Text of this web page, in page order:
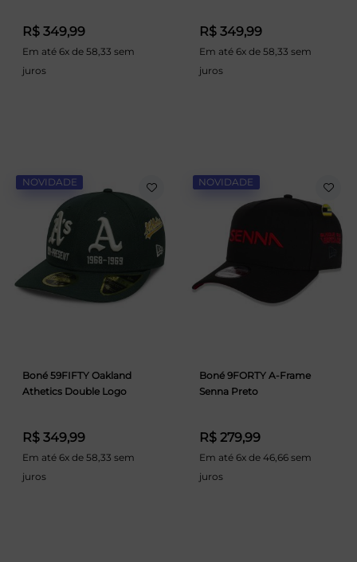
R$ 349,99
Em até 6x de 58,33 sem
juros
R$ 349,99
Em até 6x de 58,33 sem
juros
NOVIDADE
Boné 59FIFTY Oakland
Athetics Double Logo
R$ 349,99
Em até 6x de 58,33 sem
juros
NOVIDADE
Boné 9FORTY A-Frame
Senna Preto
R$ 279,99
Em até 6x de 46,66 sem
juros